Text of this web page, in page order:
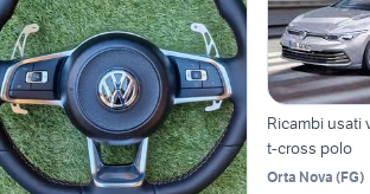
Ricambi usati
t-cross polo
Orta Nova (FG)